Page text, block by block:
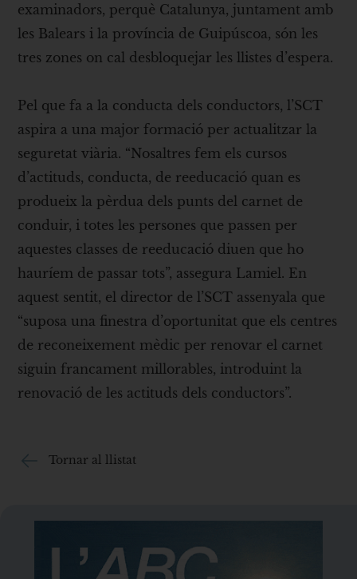
examinadors, perquè Catalunya, juntament amb
les Balears i la província de Guipúscoa, són les
tres zones on cal desbloquejar les llistes d’espera.
Pel que fa a la conducta dels conductors, l’SCT
aspira a una major formació per actualitzar la
seguretat viària. “Nosaltres fem els cursos
d’actituds, conducta, de reeducació quan es
produeix la pèrdua dels punts del carnet de
conduir, i totes les persones que passen per
aquestes classes de reeducació diuen que ho
hauríem de passar tots”, assegura Lamiel. En
aquest sentit, el director de l’SCT assenyala que
“suposa una finestra d’oportunitat que els centres
de reconeixement mèdic per renovar el carnet
siguin francament millorables, introduint la
renovació de les actituds dels conductors”.
Tornar al llistat